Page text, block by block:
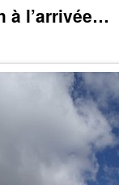
à l’arrivée…